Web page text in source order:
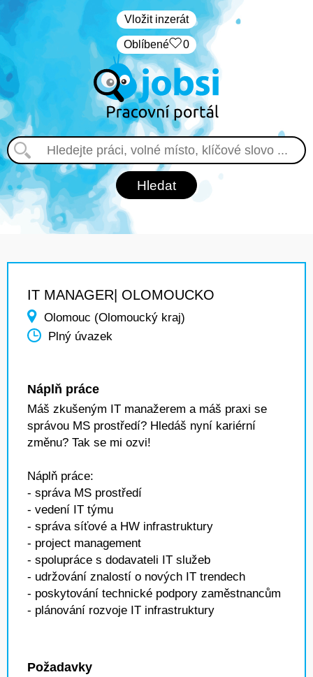
Vložit inzerát
Oblíbené 0
IT MANAGER| OLOMOUCKO
Olomouc (Olomoucký kraj)
Plný úvazek
Náplň práce
Máš zkušeným IT manažerem a máš praxi se
správou MS prostředí? Hledáš nyní kariérní
změnu? Tak se mi ozvi!
Náplň práce:
- správa MS prostředí
- vedení IT týmu
- správa síťové a HW infrastruktury
- project management
- spolupráce s dodavateli IT služeb
- udržování znalostí o nových IT trendech
- poskytování technické podpory zaměstnancům
- plánování rozvoje IT infrastruktury
Požadavky